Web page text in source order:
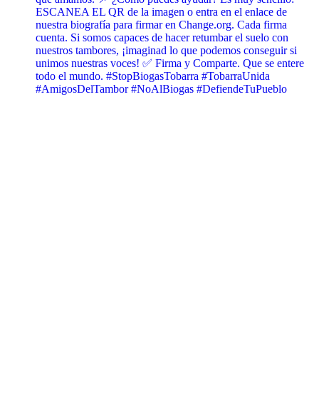
ESCANEA EL QR de la imagen o entra en el enlace de
nuestra biografía para firmar en Change.org. Cada firma
cuenta. Si somos capaces de hacer retumbar el suelo con
nuestros tambores, ¡imaginad lo que podemos conseguir si
unimos nuestras voces! ✅ Firma y Comparte. Que se entere
todo el mundo. #StopBiogasTobarra #TobarraUnida
#AmigosDelTambor #NoAlBiogas #DefiendeTuPueblo